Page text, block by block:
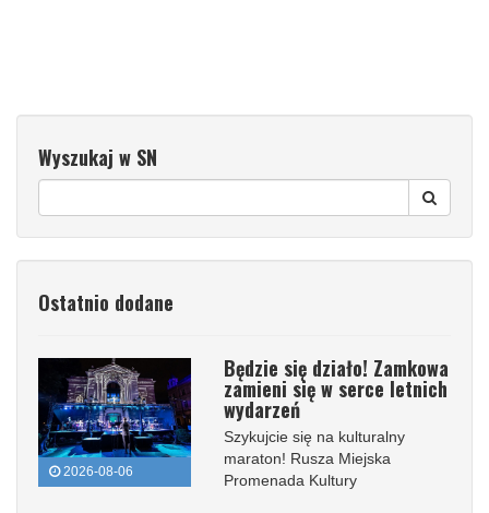
Wyszukaj w SN
Ostatnio dodane
2026-08-06
Będzie się działo! Zamkowa
zamieni się w serce letnich
wydarzeń
Szykujcie się na kulturalny
maraton! Rusza Miejska
Promenada Kultury